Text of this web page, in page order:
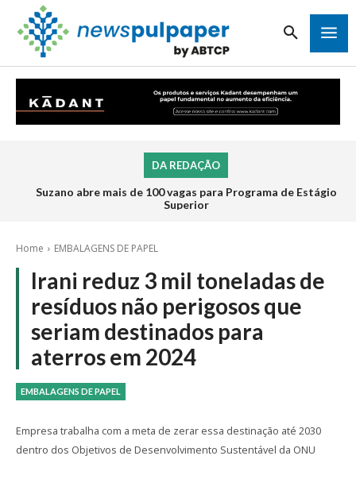
DA REDAÇÃO
Suzano abre mais de 100 vagas para Programa de Estágio
Superior
Home EMBALAGENS DE PAPEL
Irani reduz 3 mil toneladas de
resíduos não perigosos que
seriam destinados para
aterros em 2024
EMBALAGENS DE PAPEL
Empresa trabalha com a meta de zerar essa destinação até 2030
dentro dos Objetivos de Desenvolvimento Sustentável da ONU